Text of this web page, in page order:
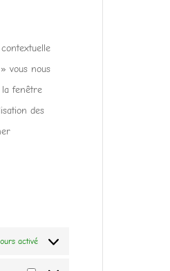
analytics
vous nous
la fenêtre
des
activé